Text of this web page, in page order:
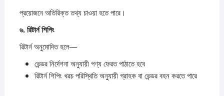
প্রয়োজনে অতিরিক্ত তথ্য চাওয়া হতে পারে।
৬.রিটার্নশিপিং
রিটার্ন অনুমোদিত হলে—
ভেন্ডর নির্দেশনা অনুযায়ী পণ্য ফেরত পাঠাতে হবে
রিটার্ন শিপিং খরচ পরিস্থিতি অনুযায়ী গ্রাহক বা ভেন্ডর বহন করতে পারে